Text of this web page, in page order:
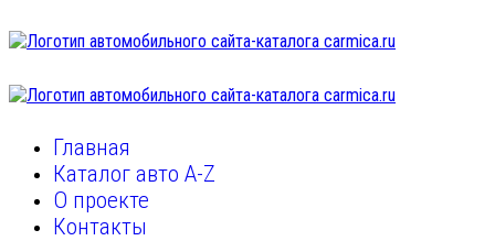
Главная
Каталог авто A-Z
О проекте
Контакты